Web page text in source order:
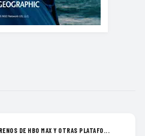
DE HBO MAX Y OTRAS PLATAFO...